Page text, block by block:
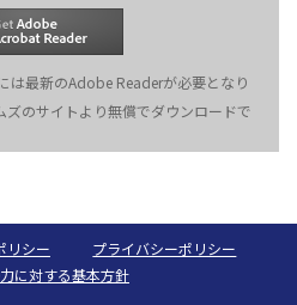
は最新のAdobe Readerが必要となり
のサイトより無償でダウンロードで
リシー
プライバシーポリシー
に対する基本方針